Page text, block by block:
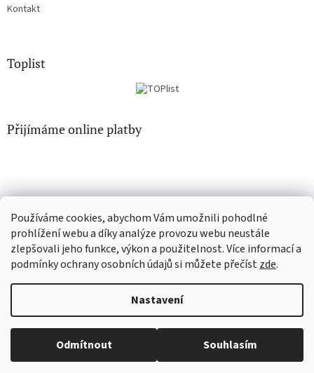
Používáme cookies, abychom Vám umožnili pohodlné
prohlížení webu a díky analýze provozu webu neustále
zlepšovali jeho funkce, výkon a použitelnost. Více informací a
podmínky ochrany osobních údajů si můžete přečístzde.
Nastavení
Odmítnout Souhlasím
Kontakt
Toplist
Přijímáme online platby
CD-hudba.cz EN-filmy.cz
Vytvořil Shoptet
Copyright 2026CD-Soundtrack.cz. Všechna práva vyhrazena.
Upravit nastavení cookies